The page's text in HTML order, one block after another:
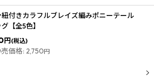
紐付きカラフルブレイズ編みポニーテール
【全5色】
円(税込)
価格: 2,750円